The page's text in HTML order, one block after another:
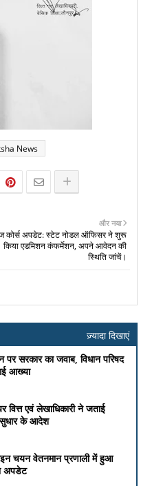
News
और नया
कोर्स अपडेट: स्टेट नोडल ऑफिसर ने शुरू
किया एडमिशन कंफर्मेशन, अपने आवेदन की
स्थिति जांचें।
ज़्यादा दिखाएं
पर सरकार का जवाब, विधान परिषद
आख्या
वित्त एवं लेखाधिकारी ने जताई
सुधार के आदेश
चयन वेतनमान प्रणाली में हुआ
अपडेट